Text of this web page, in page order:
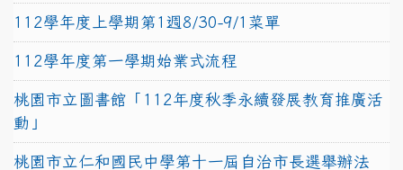
112學年度上學期第1週8/30-9/1菜單
112學年度第一學期始業式流程
桃園市立圖書館「112年度秋季永續發展教育推廣活
動」
桃園市立仁和國民中學第十一屆自治市長選舉辦法